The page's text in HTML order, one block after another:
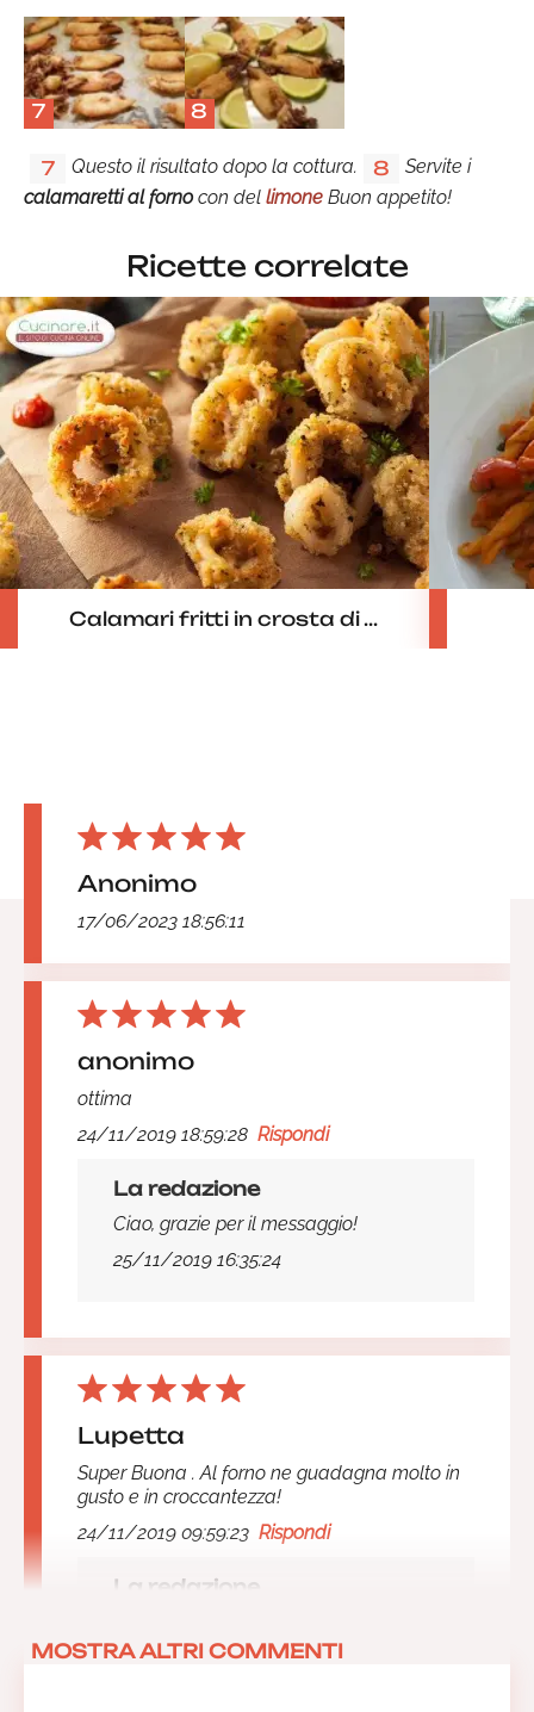
7 8
7 Questo il risultato dopo la cottura. 8
Servite i
calamaretti al fornocon del limone Buon appetito!
Ricette correlate
Calamari fritti in crosta di ...
Anonimo
17/06/2023 18:56:11
anonimo
ottima
24/11/2019 18:59:28 Rispondi
La redazione
Ciao, grazie per il messaggio!
25/11/2019 16:35:24
Lupetta
Super Buona . Al forno ne guadagna molto in
gusto e in croccantezza!
24/11/2019 09:59:23 Rispondi
La redazione
25/11/2019 16:35:02
MOSTRA ALTRI COMMENTI